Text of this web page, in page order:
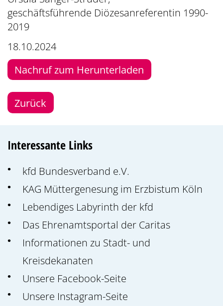
geschäftsführende Diözesanreferentin 1990-
2019
18.10.2024
Nachruf zum Herunterladen
Zurück
Interessante Links
kfd Bundesverband e.V.
KAG Müttergenesung im Erzbistum Köln
Lebendiges Labyrinth der kfd
Das Ehrenamtsportal der Caritas
Informationen zu Stadt- und
Kreisdekanaten
Unsere Facebook-Seite
Unsere Instagram-Seite